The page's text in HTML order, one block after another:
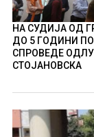
НА СУДИЈА ОД
ДО 5 ГОДИНИ
СПРОВЕДЕ
СТОЈАНОВСКА